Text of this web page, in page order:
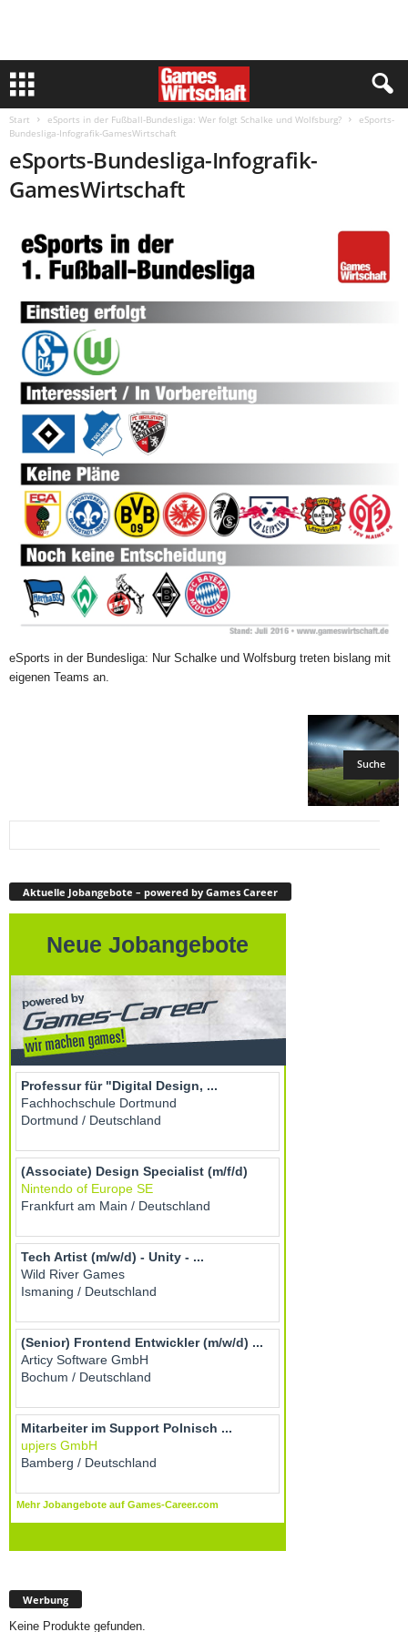
Start eSports in der Fußball-Bundesliga: Wer folgt Schalke und Wolfsburg?
eSports-
Bundesliga-Infografik-GamesWirtschaft
eSports-Bundesliga-Infografik-
GamesWirtschaft
eSports in der Bundesliga: Nur Schalke und Wolfsburg treten bislang mit
eigenen Teams an.
Aktuelle Jobangebote – powered by Games Career
Werbung
Keine Produkte gefunden.